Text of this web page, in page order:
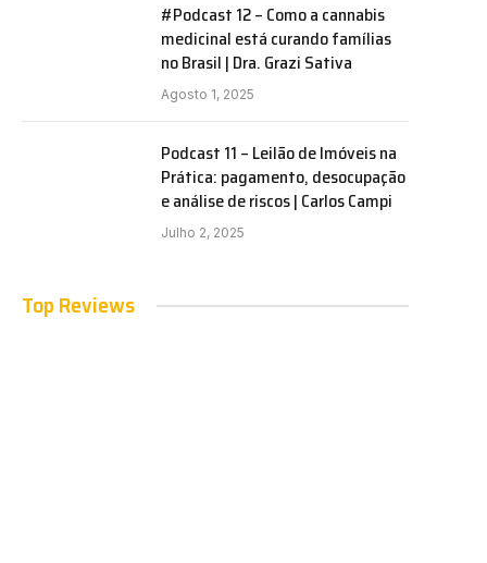
#Podcast 12 – Como a cannabis
medicinal está curando famílias
no Brasil | Dra. Grazi Sativa
Agosto 1, 2025
Podcast 11 – Leilão de Imóveis na
Prática: pagamento, desocupação
e análise de riscos | Carlos Campi
Julho 2, 2025
Top Reviews